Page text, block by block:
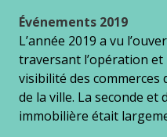
Événements 2019
L’année 2019 a vu
traversant l’opération
visibilité des commerces
de la ville. La seconde
immobilière était